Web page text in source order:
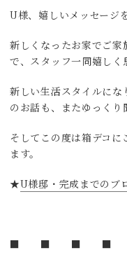
U様、嬉しいメッセージ
新しくなったお家でご家
で、スタッフ一同嬉し
新しい生活スタイルにな
のお話も、またゆっく
そしてこの度は箱デコに
ます。
★ U様邸・完成までのブ